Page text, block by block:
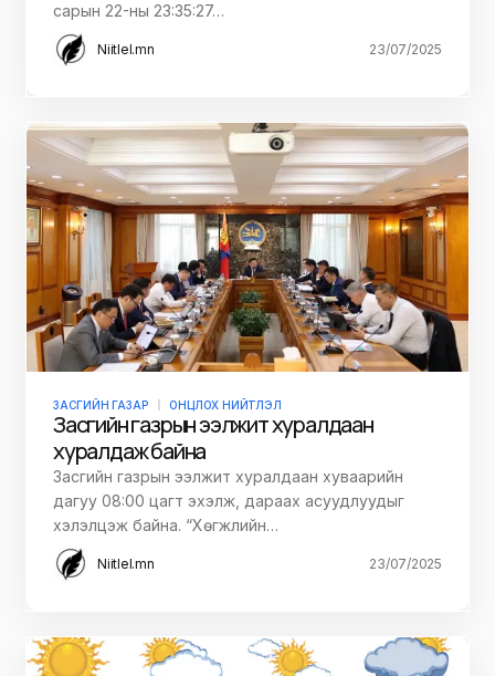
сарын 22-ны 23:35:27…
Niitlel.mn 23/07/2025
ЗАСГИЙН ГАЗАР ОНЦЛОХ НИЙТЛЭЛ
Засгийн газрын ээлжит хуралдаан
хуралдаж байна
Засгийн газрын ээлжит хуралдаан хуваарийн
дагуу 08:00 цагт эхэлж, дараах асуудлуудыг
хэлэлцэж байна. “Хөгжлийн…
Niitlel.mn 23/07/2025